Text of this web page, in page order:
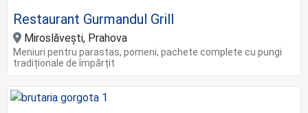
Restaurant Gurmandul Grill
Miroslăvești, Prahova
Meniuri pentru parastas, pomeni, pachete complete cu pungi
tradiționale de împărțit